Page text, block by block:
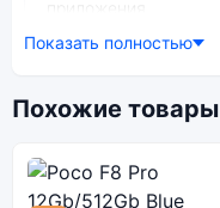
поддерживает
Смартфон оснащён
мАч, что
Показать полностью
Похожие товары